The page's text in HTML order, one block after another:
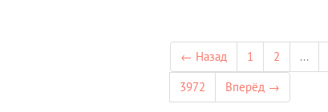
← Назад 1 2 ...
3972
Вперёд →